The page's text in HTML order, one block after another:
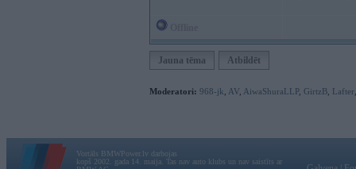
Jauna tēma Atbildēt
Moderatori: 968-jk AV AiwaShuraLLP, GirtzB Lafter
Vortāls BMWPower.lv darbojas
kopš 2002. gada 14. maija. Tas nav auto klubs un nav saistīts ar